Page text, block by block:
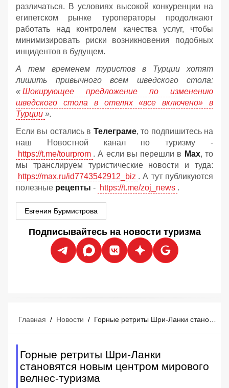
различаться. В условиях высокой конкуренции на
египетском рынке туроператоры продолжают
работать над контролем качества услуг, чтобы
минимизировать риски возникновения подобных
инцидентов в будущем.
А тем временем туристов в Турции хотят
лишить привычного всем шведского стола:
« Шокирующее предложение по изменению
шведского стола в отелях «все включено» в
Турции ».
Если вы остались в Телеграме, то подпишитесь на
наш Новостной канал по туризму -
https://t.me/tourprom . А если вы перешли в Мах, то
мы транслируем туристические новости и туда:
https://max.ru/id7743542912_biz . А тут публикуются
полезные рецепты - https://t.me/zoj_news .
Евгения Бурмистрова
Подписывайтесь на новости туризма
Главная / Новости /
Горные ретриты Шри-Ланки
становятся новым центром мирового
велнес-туризма